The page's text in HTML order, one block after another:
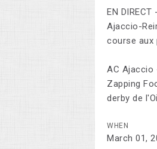
EN
Ajaccio-
course aux
AC Ajaccio
Zapping
derby de
WHEN
March 01,